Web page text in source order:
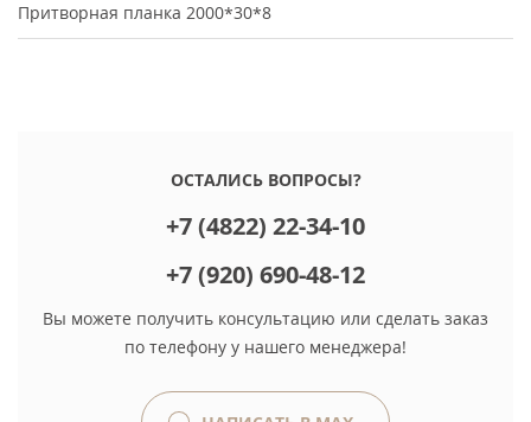
Притворная планка 2000*30*8
ОСТАЛИСЬ ВОПРОСЫ?
+7 (4822) 22-34-10
+7 (920) 690-48-12
Вы можете получить консультацию или сделать заказ
по телефону у нашего менеджера!